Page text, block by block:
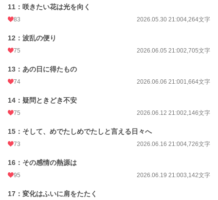
11：咲きたい花は光を向く
83 2026.05.30 21:004,264文字
12：波乱の便り
75 2026.06.05 21:002,705文字
13：あの日に得たもの
74 2026.06.06 21:001,664文字
14：疑問ときどき不安
75 2026.06.12 21:002,146文字
15：そして、めでたしめでたしと言える日々へ
73 2026.06.16 21:004,726文字
16：その感情の熱源は
95 2026.06.19 21:003,142文字
17：変化はふいに肩をたたく